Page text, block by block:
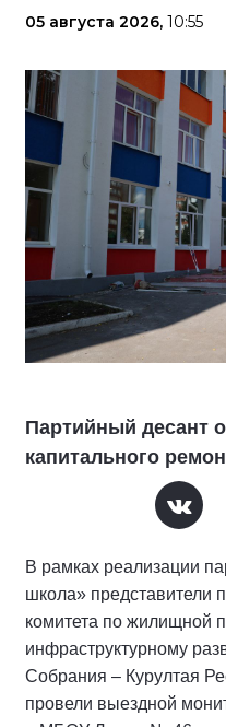
05 августа 2026, 10:55
Партийный десант
капитального
В рамках реализации
школа» представители
комитета по жилищной
инфраструктурному
Собрания – Курултая
провели выездной